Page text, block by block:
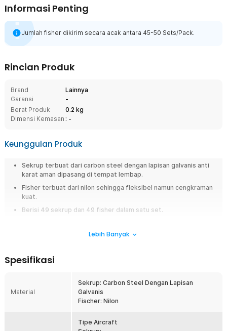
Informasi Penting
Jumlah fisher dikirim secara acak antara 45-50 Sets/Pack.
Rincian Produk
Brand
Lainnya
Garansi
-
Berat Produk
0.2 kg
Dimensi Kemasan : -
Keunggulan Produk
Sekrup terbuat dari carbon steel dengan lapisan galvanis anti
karat aman dipasang di tempat lembap.
Fisher terbuat dari nilon sehingga fleksibel namun cengkraman
kuat.
Berisi 49 sekrup dan 49 fisher dalam satu set.
Overview
Pasang furnitur gantung di dinding drywall seperti gypsum kini jauh lebih
Dirancang khusus untuk kebutuhan pemasangan yang kuat dan tahan
lama, perangkat ini menjadi solusi praktis tanpa perlu alat berat. Cocok
untuk pemasangan di permukaan seperti gypsum, hingga dinding padat
Lebih Banyak
Spesifikasi
Material
Sekrup: Carbon Steel Dengan Lapisan
Galvanis
Fischer: Nilon
Tipe Aircraft